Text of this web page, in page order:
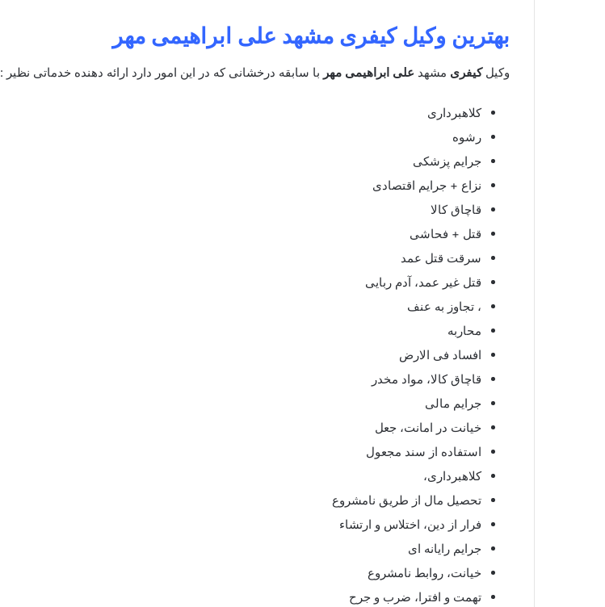
بهترین وکیل کیفری مشهد علی ابراهیمی مهر
وکیلکیفری مشهد علی ابراهیمی مهر با سابقه درخشانی که در این امور دارد ارائه دهنده خدماتی نظیر :
کلاهبرداری
رشوه
جرایم پزشکی
نزاع + جرایم اقتصادی
قاچاق کالا
قتل + فحاشی
سرقت قتل عمد
قتل غیر عمد، آدم ربایی
، تجاوز به عنف
محاربه
افساد فی الارض
قاچاق کالا، مواد مخدر
جرایم مالی
خیانت در امانت، جعل
استفاده از سند مجعول
کلاهبرداری،
تحصیل مال از طریق نامشروع
فرار از دین، اختلاس و ارتشاء
جرایم رایانه ای
خیانت، روابط نامشروع
تهمت و افترا، ضرب و جرح